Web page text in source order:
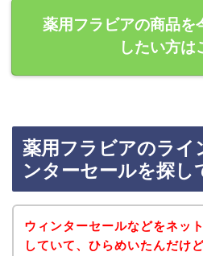
薬用フラビアの商品を
したい方は
薬用フラビアのライ
ンターセールを探し
ウィンターセールなどをネッ
していて、ひらめいたんだけ